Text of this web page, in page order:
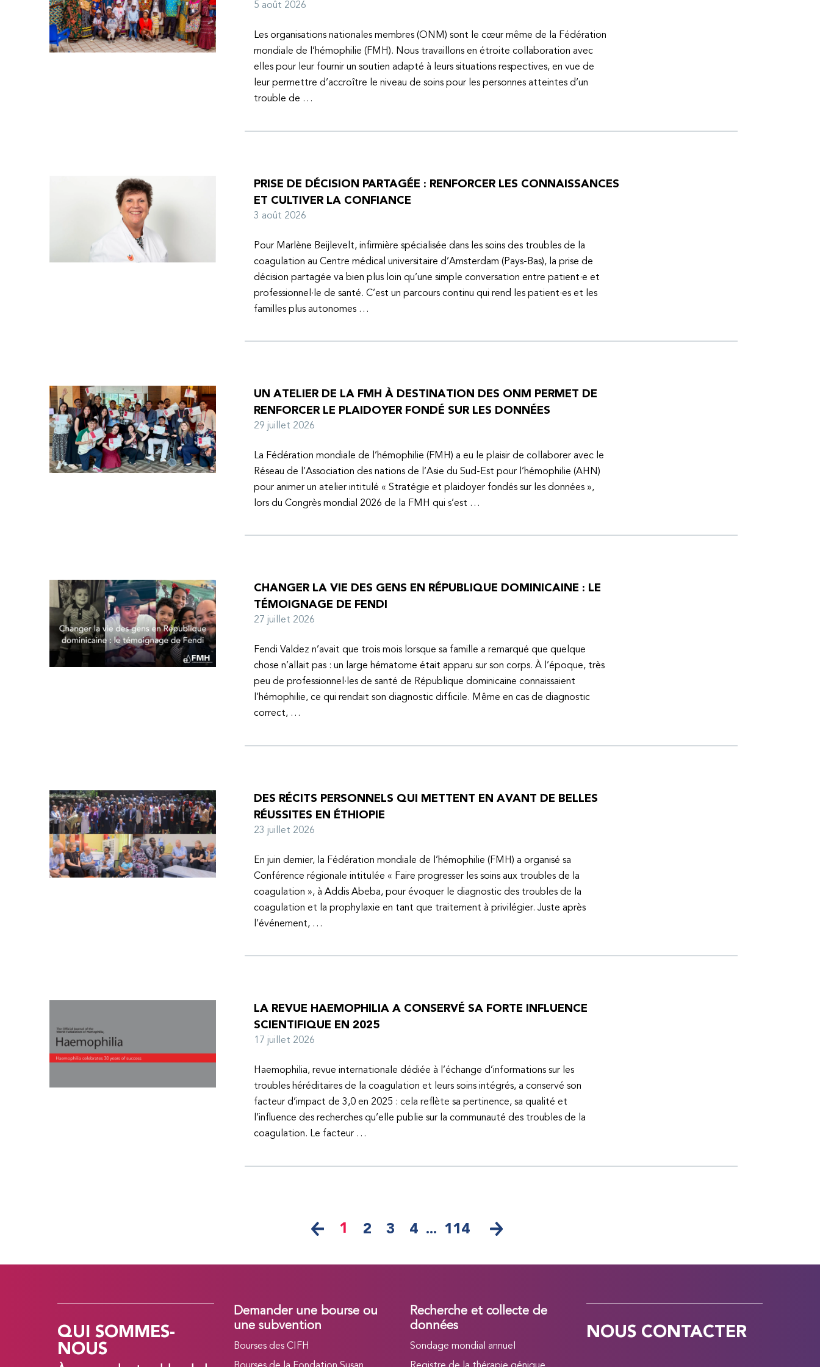
l’espoir d’une vie meilleure.
5 août 2026
Les organisations nationales membres (ONM) sont le cœur même de la Fédération
mondiale de l’hémophilie (FMH). Nous travaillons en étroite collaboration avec
elles pour leur fournir un soutien adapté à leurs situations respectives, en vue de
leur permettre d’accroître le niveau de soins pour les personnes atteintes d’un
trouble de …
PRISE DE DÉCISION PARTAGÉE : RENFORCER LES CONNAISSANCES
ET CULTIVER LA CONFIANCE
3 août 2026
Pour Marlène Beijlevelt, infirmière spécialisée dans les soins des troubles de la
coagulation au Centre médical universitaire d’Amsterdam (Pays-Bas), la prise de
décision partagée va bien plus loin qu’une simple conversation entre patient·e et
professionnel·le de santé. C’est un parcours continu qui rend les patient·es et les
familles plus autonomes …
UN ATELIER DE LA FMH À DESTINATION DES ONM PERMET DE
RENFORCER LE PLAIDOYER FONDÉ SUR LES DONNÉES
29 juillet 2026
La Fédération mondiale de l’hémophilie (FMH) a eu le plaisir de collaborer avec le
Réseau de l’Association des nations de l’Asie du Sud-Est pour l’hémophilie (AHN)
pour animer un atelier intitulé « Stratégie et plaidoyer fondés sur les données »,
lors du Congrès mondial 2026 de la FMH qui s’est …
CHANGER LA VIE DES GENS EN RÉPUBLIQUE DOMINICAINE : LE
TÉMOIGNAGE DE FENDI
27 juillet 2026
Fendi Valdez n’avait que trois mois lorsque sa famille a remarqué que quelque
chose n’allait pas : un large hématome était apparu sur son corps. À l’époque, très
peu de professionnel·les de santé de République dominicaine connaissaient
l’hémophilie, ce qui rendait son diagnostic difficile. Même en cas de diagnostic
correct, …
DES RÉCITS PERSONNELS QUI METTENT EN AVANT DE BELLES
RÉUSSITES EN ÉTHIOPIE
23 juillet 2026
En juin dernier, la Fédération mondiale de l’hémophilie (FMH) a organisé sa
Conférence régionale intitulée « Faire progresser les soins aux troubles de la
coagulation », à Addis Abeba, pour évoquer le diagnostic des troubles de la
coagulation et la prophylaxie en tant que traitement à privilégier. Juste après
l’événement, …
LA REVUE HAEMOPHILIA A CONSERVÉ SA FORTE INFLUENCE
SCIENTIFIQUE EN 2025
17 juillet 2026
Haemophilia, revue internationale dédiée à l’échange d’informations sur les
troubles héréditaires de la coagulation et leurs soins intégrés, a conservé son
facteur d’impact de 3,0 en 2025 : cela reflète sa pertinence, sa qualité et
l’influence des recherches qu’elle publie sur la communauté des troubles de la
coagulation. Le facteur …
1 2 3 4 ... 114
QUI SOMMES-
NOUS
Demander une bourse ou
une subvention
Bourses des CIFH
Recherche et collecte de
données
Sondage mondial annuel
NOUS CONTACTER